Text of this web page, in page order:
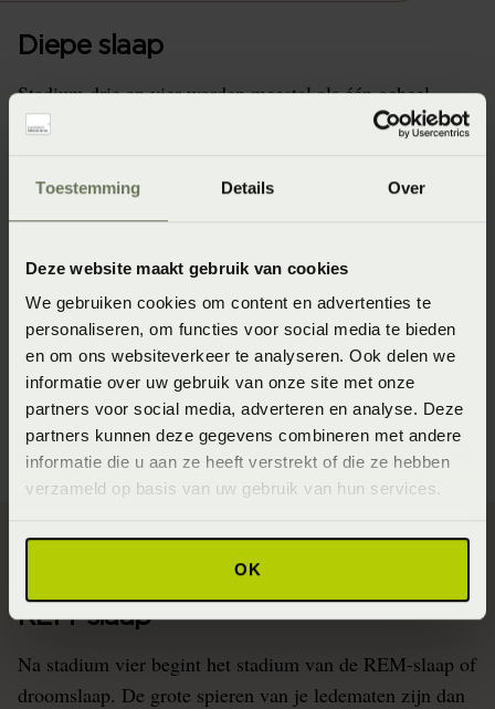
Toestemming Details Over
Deze website maakt gebruik van cookies
We gebruiken cookies om content en advertenties te
personaliseren, om functies voor social media te bieden
en om ons websiteverkeer te analyseren. Ook delen we
informatie over uw gebruik van onze site met onze
partners voor social media, adverteren en analyse. Deze
partners kunnen deze gegevens combineren met andere
informatie die u aan ze heeft verstrekt of die ze hebben
verzameld op basis van uw gebruik van hun services.
OK
Diepe slaap
Stadium drie en vier worden meestal als één geheel
beschouwd. In deze fase ben je erg ontspannen en
hartslag is langzaam en regelmatig.
Tijdens het begin van de nacht duurt deze fase erg lang.
Er komen groeihormonen vrij, je lichaam herstelt zich en
doet nieuwe kracht op.
Naarmate je ouder wordt, duren deze diepe slaapfasen
steeds korter. Je zult daardoor merken dat slapen lang
niet zo verfrissend werkt als voorheen.
REM-slaap
Na stadium vier begint het stadium van de REM-slaap of
droomslaap. De grote spieren van je ledematen zijn dan